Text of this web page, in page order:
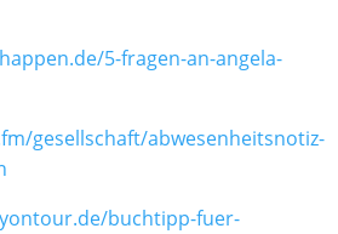
5-fragen-an-angela-
gesellschaft/abwesenheitsnotiz-
buchtipp-fuer-